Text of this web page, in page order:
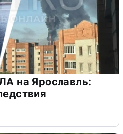
на Ярославль: